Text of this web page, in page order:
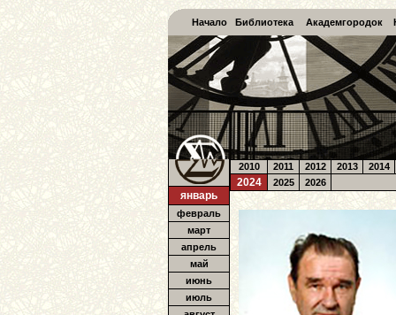
Начало Библиотека Академгородок
январь
февраль
март
апрель
май
июнь
июль
2010 2011 2012 2013 2014
2024 2025 2026